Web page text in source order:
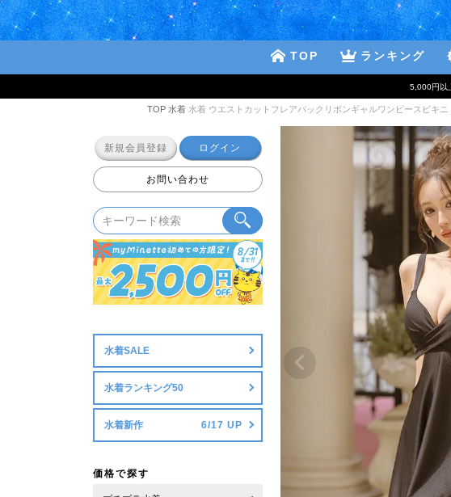
TOP ランキング
5,000円以
TOP 水着 水着 ウエストカットフレアバックリボンギャルワンピースビキニ
新規会員登録 ログイン
お問い合わせ
水着SALE
水着ランキング50
水着新作
価格で探す